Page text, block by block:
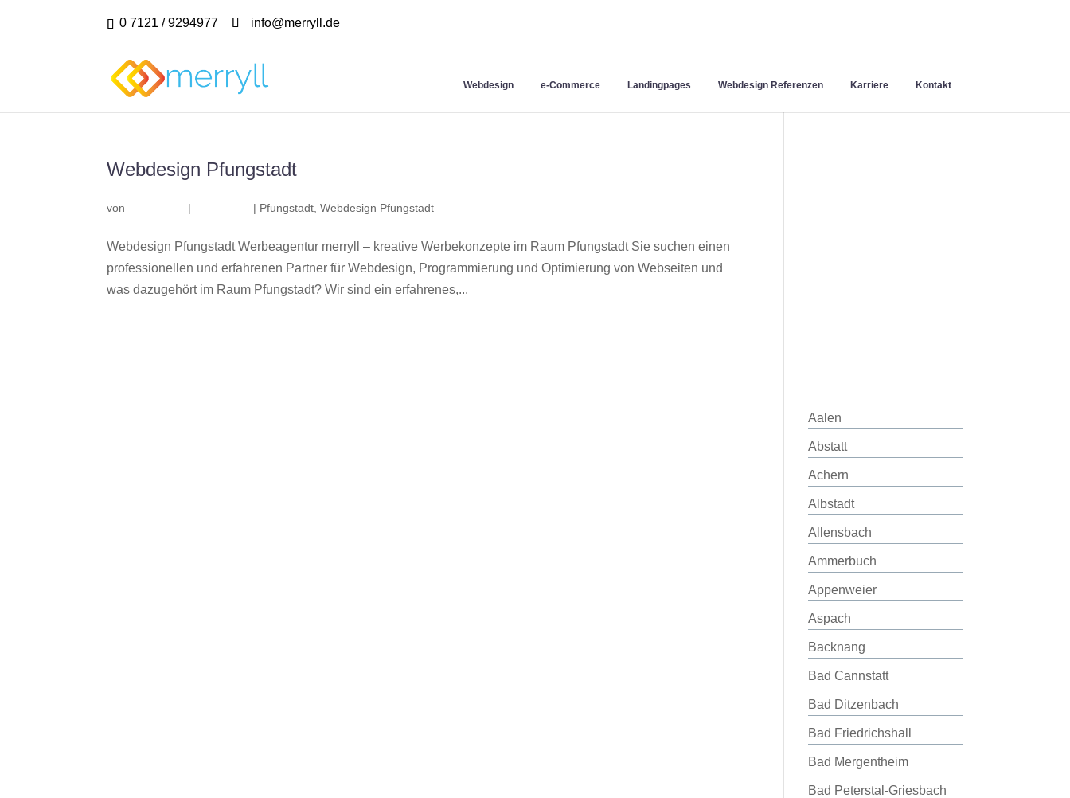
0 7121 / 9294977 info@merryll.de
Webdesign e-Commerce Landingpages Webdesign Referenzen Karriere Kontakt
Webdesign Pfungstadt
von | | Pfungstadt ,Webdesign Pfungstadt
Webdesign Pfungstadt Werbeagentur merryll – kreative Werbekonzepte im Raum Pfungstadt Sie suchen einen
professionellen und erfahrenen Partner für Webdesign, Programmierung und Optimierung von Webseiten und
was dazugehört im Raum Pfungstadt? Wir sind ein erfahrenes,...
Aalen
Abstatt
Achern
Albstadt
Allensbach
Ammerbuch
Appenweier
Aspach
Backnang
Bad Cannstatt
Bad Ditzenbach
Bad Friedrichshall
Bad Mergentheim
Bad Peterstal-Griesbach